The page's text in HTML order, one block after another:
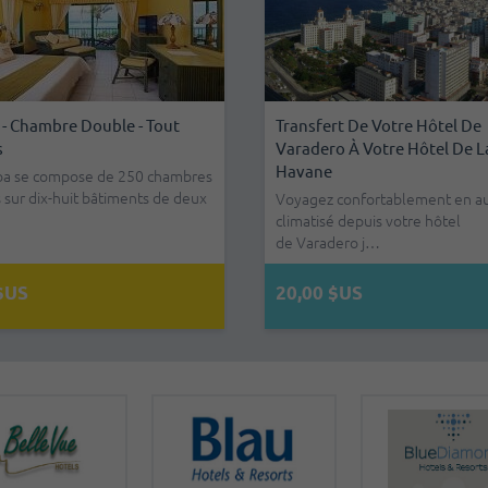
Varadero - Chambre
Compris
le Family Resort Varadero à
des vacances parfaites dans
Voiture Économique
Assurance Incluse
Modèle: Hyundai Grand i 10 / Kia
/ MG3 Tarif d’aéroport: Toute
réservation…
115,00 $US
De Votre Hôtel De
À Votre Hôtel De La
confortablement en autobus
$US
Transfert De L'aéroport De La
Havane À Votre Hôtel De La
Voyagez confortablement en
climatisé depuis l'aéroport de
Havane…
10,00 $US